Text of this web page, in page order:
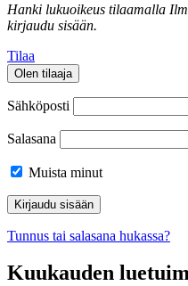
Hanki lukuoikeus tilaamalla
kirjaudu sisään.
Tilaa
Olen tilaaja
Sähköposti
Salasana
Muista minut
Tunnus tai salasana hukassa?
Kuukauden